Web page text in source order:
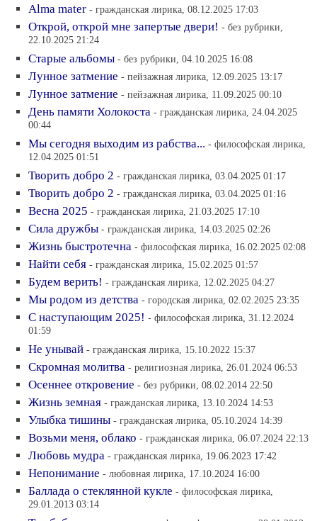
Alma mater - гражданская лирика, 08.12.2025 17:03
Открой, открой мне запертые двери! - без рубрики,
22.10.2025 21:24
Старые альбомы - без рубрики, 04.10.2025 16:08
Лунное затмение - пейзажная лирика, 12.09.2025 13:17
Лунное затмение - пейзажная лирика, 11.09.2025 00:10
День памяти Холокоста - гражданская лирика, 24.04.2025
00:44
Мы сегодня выходим из рабства... - философская лирика,
12.04.2025 01:51
Творить добро 2 - гражданская лирика, 03.04.2025 01:17
Творить добро 2 - гражданская лирика, 03.04.2025 01:16
Весна 2025 - гражданская лирика, 21.03.2025 17:10
Сила дружбы - гражданская лирика, 14.03.2025 02:26
Жизнь быстротечна - философская лирика, 16.02.2025 02:08
Найти себя - гражданская лирика, 15.02.2025 01:57
Будем верить! - гражданская лирика, 12.02.2025 04:27
Мы родом из детства - городская лирика, 02.02.2025 23:35
С наступающим 2025! - философская лирика, 31.12.2024
01:59
Не унывай - гражданская лирика, 15.10.2022 15:37
Скромная молитва - религиозная лирика, 26.01.2024 06:53
Осеннее откровение - без рубрики, 08.02.2014 22:50
Жизнь земная - гражданская лирика, 13.10.2024 14:53
Улыбка тишины - гражданская лирика, 05.10.2024 14:39
Возьми меня, облако - гражданская лирика, 06.07.2024 22:13
Любовь мудра - гражданская лирика, 19.06.2023 17:42
Непонимание - любовная лирика, 17.10.2024 16:00
Баллада о стеклянной кукле - философская лирика,
29.01.2013 03:14